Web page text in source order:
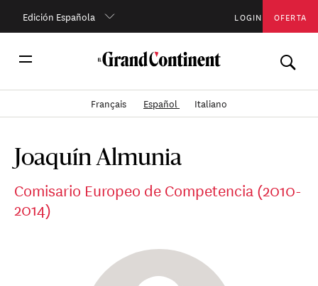
Edición Española LOGIN OFERTA
Français Español Italiano
Joaquín Almunia
Comisario Europeo de Competencia (2010-
2014)